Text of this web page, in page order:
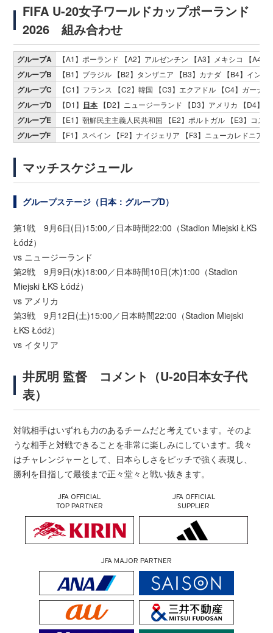
FIFA U-20女子ワールドカップポーランド
2026 組み合わせ
グループA 【A1】ポーランド 【A2】アルゼンチン 【A3】メキシコ 【A4】
グループB 【B1】ブラジル 【B2】タンザニア 【B3】カナダ 【B4】イング
グループC 【C1】フランス 【C2】韓国 【C3】エクアドル 【C4】ガーナ
グループD 【D1】 日本 【D2】ニュージーランド 【D3】アメリカ 【D4】
グループE 【E1】朝鮮民主主義人民共和国 【E2】ポルトガル 【E3】コス
グループF 【F1】スペイン 【F2】ナイジェリア 【F3】ニューカレドニア
マッチスケジュール
グループステージ（日本：グループD）
第1戦 9月6日(日)15:00／日本時間22:00（Stadion Miejski ŁKS
Łódź）
vs ニュージーランド
第2戦 9月9日(水)18:00／日本時間10日(木)1:00（Stadion
Miejski ŁKS Łódź）
vs アメリカ
第3戦 9月12日(土)15:00／日本時間22:00（Stadion Miejski
ŁKS Łódź）
vs イタリア
井尻明 監督 コメント（U-20日本女子代
表）
対戦相手はいずれも力のあるチームだと考えています。そのよ
うな相手と対戦できることを非常に楽しみにしています。我々
はチャレンジャーとして、日本らしさをピッチで強く表現し、
勝利を目指して最後まで正々堂々と戦い抜きます。
JFA OFFICIAL
TOP PARTNER
JFA OFFICIAL
SUPPLIER
JFA MAJOR PARTNER